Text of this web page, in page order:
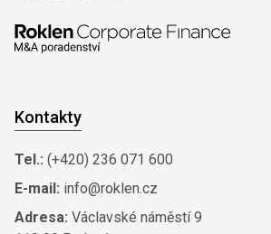
Kontakty
Tel.: (+420) 236 071 600
E-mail: info@roklen.cz
Adresa: Václavské náměstí 9